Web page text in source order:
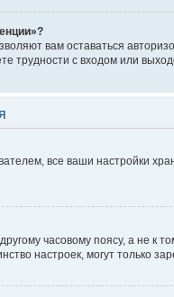
вам оставаться
трудности с входом или
все ваши настройки
часовому поясу, а не к
настроек, могут только